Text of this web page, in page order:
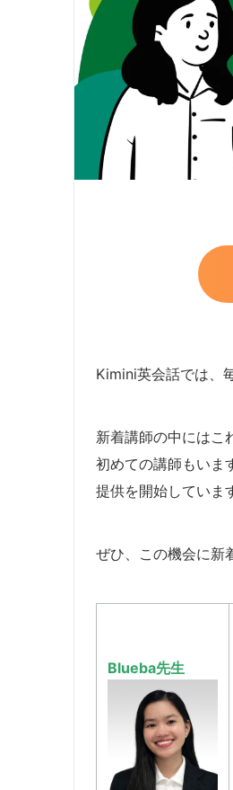
Kimini英会話では、
新着講師の中にはこ
初めての講師もいま
提供を開始していま
ぜひ、この機会に新
Blueba先生